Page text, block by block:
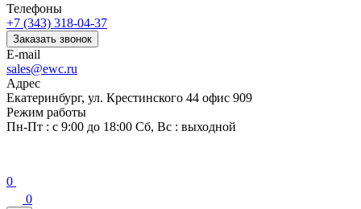
Телефоны
+7 (343) 318-04-37
Заказать звонок
E-mail
sales@ewc.ru
Адрес
Екатеринбург, ул. Крестинского 44 офис 909
Режим работы
Пн-Пт : с 9:00 до 18:00 Сб, Вс : выходной
0
0